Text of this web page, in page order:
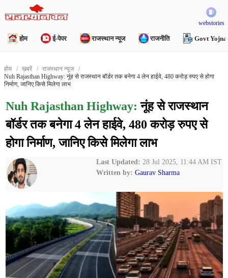
webstories
होम ई-पेपर राजस्थान न्यूज राजनीति Govt Yojna
होम ख़बरें
राजस्थान न्यूज
Nuh Rajasthan Highway: नूंह से राजस्थान बॉर्डर तक बनेगा 4 लेन हाईवे, 480 करोड़ रुपए से होगा
निर्माण, जानिए किसे मिलेगा लाभ
Nuh Rajasthan Highway: नूंह से राजस्थान
बॉर्डर तक बनेगा 4 लेन हाईवे, 480 करोड़ रुपए से
होगा निर्माण, जानिए किसे मिलेगा लाभ
Last Updated: 28 Jul 2025, 11:44 AM IST
Written by: Gaurav Sharma